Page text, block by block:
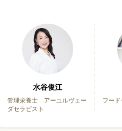
水谷俊江
管理栄養士 アーユルヴェー
ダセラピスト
フード